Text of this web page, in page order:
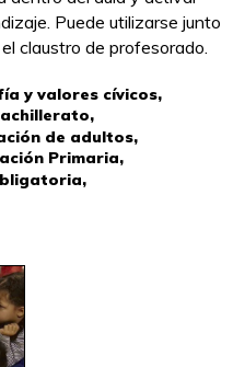
Puede utilizarse junto
claustro de profesorado.
y valores cívicos,
de adultos,
Primaria,